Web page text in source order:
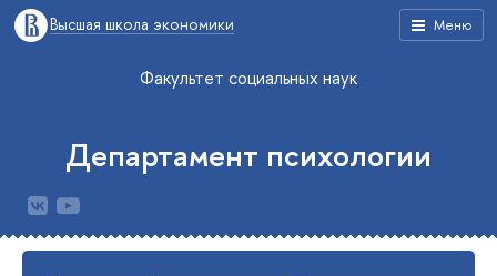
Меню
Высшая школа экономики
Факультет социальных наук
Департамент психологии